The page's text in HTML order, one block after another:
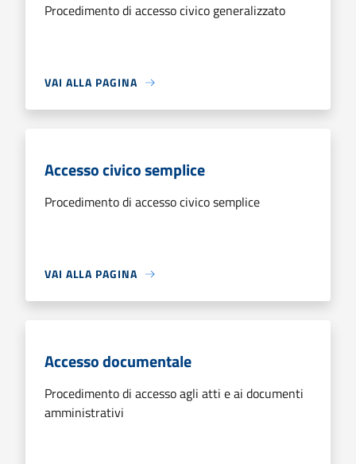
Procedimento di accesso civico generalizzato
VAI ALLA PAGINA
Accesso civico semplice
Procedimento di accesso civico semplice
VAI ALLA PAGINA
Accesso documentale
Procedimento di accesso agli atti e ai documenti
amministrativi